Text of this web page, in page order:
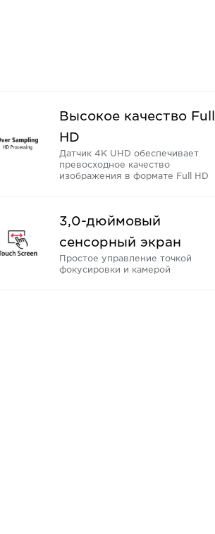
Высокое качество Full
HD
Датчик 4K UHD обеспечивает
превосходное качество
изображения в формате Full HD
3,0-дюймовый
сенсорный экран
Простое управление точкой
фокусировки и камерой